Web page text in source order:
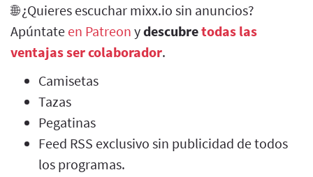
🌐 ¿Quieres escuchar mixx.io sin anuncios?
Apúntate en Patreon ydescubretodas las
ventajas ser colaborador.
Camisetas
Tazas
Pegatinas
Feed RSS exclusivo sin publicidad de todos
los programas.